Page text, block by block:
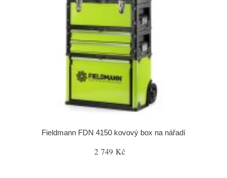
Fieldmann FDN 4150 kovový box na nářadí
2 749 Kč